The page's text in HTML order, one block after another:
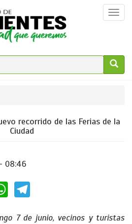
recorrido de las Ferias de la
Ciudad
08:46
WhatsApp
7 de junio, vecinos y turistas